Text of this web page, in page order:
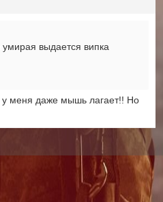
умирая выдается випка
у меня даже мышь лагает!! Но